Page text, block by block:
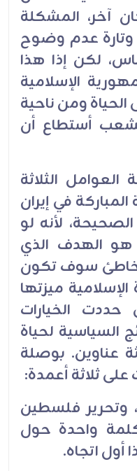
آخر، المشكلة
وتارة عدم وضوح
لكن إذا هذا
الإسلامية
الحياة ومن ناحية
أستطاع أن
العوامل الثلاثة
في إيران
لأنه لو
هو الهدف الذي
سوف تكون
الإسلامية ميزتها
حددت الخيارات
السياسية لحياة
عناوين. بوصلة
ثلاثة أعمدة:
وتحرير فلسطين
واحدة حول
اتجاه.